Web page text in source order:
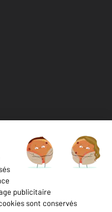
d'honoraires